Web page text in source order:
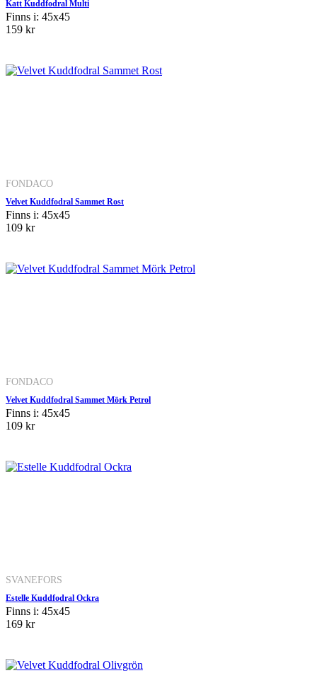
Katt Kuddfodral Multi
Finns i: 45x45
159 kr
FONDACO
Velvet Kuddfodral Sammet Rost
Finns i: 45x45
109 kr
FONDACO
Velvet Kuddfodral Sammet Mörk Petrol
Finns i: 45x45
109 kr
SVANEFORS
Estelle Kuddfodral Ockra
Finns i: 45x45
169 kr